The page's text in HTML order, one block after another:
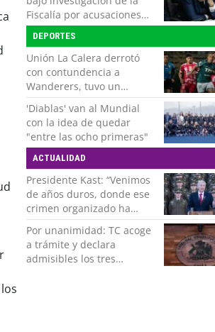
Fiscalía por acusaciones
cruzadas de agresión con
su pareja
DEPORTES
Unión La Calera derrotó
con contundencia a
Wanderers, tuvo un
respiro y clasificó en Copa
Chile
'Diablas' van al Mundial
con la idea de quedar
"entre las ocho primeras"
ACTUALIDAD
Presidente Kast: “Venimos
de años duros, donde ese
crimen organizado ha
ocupado un lugar que no
le corresponde”
Por unanimidad: TC acoge
a trámite y declara
admisibles los tres